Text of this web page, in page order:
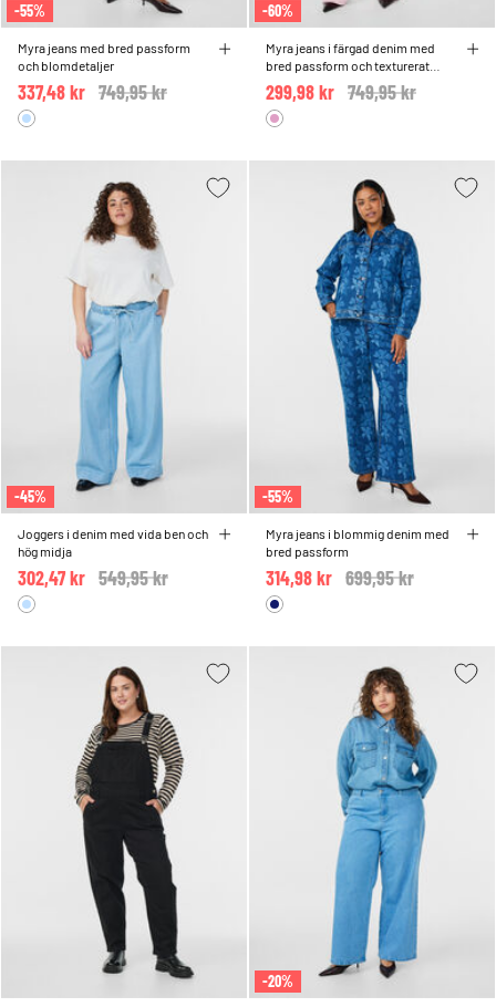
-55%
Myra jeans med bred passform
och blomdetaljer
Price reduced from
749,95 kr
337,48 kr
-60%
Myra jeans i färgad denim med
bred passform och texturerat
mönster
Price reduced from
749,95 kr
299,98 kr
-45%
Joggers i denim med vida ben och
hög midja
Price reduced from
549,95 kr
302,47 kr
-55%
Myra jeans i blommig denim med
bred passform
Price reduced from
699,95 kr
314,98 kr
-20%